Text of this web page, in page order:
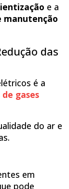
e a
manutenção
das
é a
gases
do ar e
em
pode